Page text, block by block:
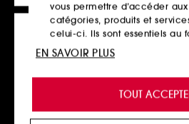
vous permettre d’accéder
catégories, produits et
celui-ci. Ils sont essentiels au
technique du site et ne
de vous offrir une expérience
personnalisée en vous
produits, des services et des
TOUT
EN SAVOIR PLUS